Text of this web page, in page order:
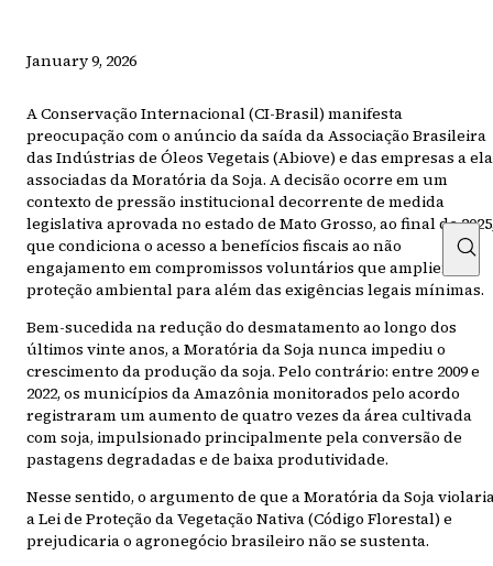
January 9, 2026
A Conservação Internacional (CI-Brasil) manifesta
preocupação com o anúncio da saída da Associação Brasileira
das Indústrias de Óleos Vegetais (Abiove) e das empresas a ela
associadas da Moratória da Soja. A decisão ocorre em um
contexto de pressão institucional decorrente de medida
legislativa aprovada no estado de Mato Grosso, ao final de
que condiciona o acesso a benefícios fiscais ao não
engajamento em compromissos voluntários que ampliem a
proteção ambiental para além das exigências legais mínimas.
Bem-sucedida na redução do desmatamento ao longo dos
últimos vinte anos, a Moratória da Soja nunca impediu o
crescimento da produção da soja. Pelo contrário: entre 2009 e
2022, os municípios da Amazônia monitorados pelo acordo
registraram um aumento de quatro vezes da área cultivada
com soja, impulsionado principalmente pela conversão de
pastagens degradadas e de baixa produtividade.
Nesse sentido, o argumento de que a Moratória da Soja
a Lei de Proteção da Vegetação Nativa (Código Florestal) e
prejudicaria o agronegócio brasileiro não se sustenta.